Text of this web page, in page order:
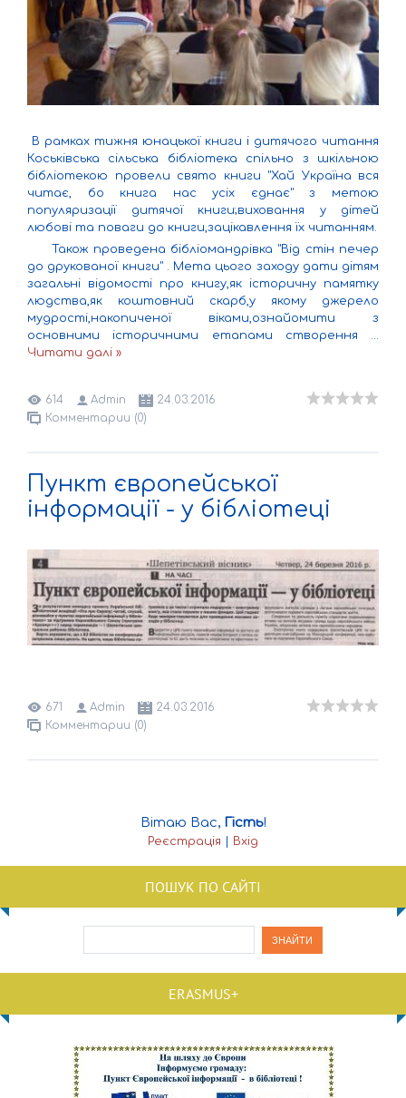
В рамках тижня юнацької книги і дитячого читання
Коськівська сільська бібліотека спільно з шкільною
бібліотекою провели свято книги "Хай Україна вся
читає, бо книга нас усіх єднає" з метою
популяризації дитячої книги;виховання у дітей
любові та поваги до книги,зацікавлення їх читанням.
Також проведена бібліомандрівка "Від стін печер
до друкованої книги" . Мета цього заходу дати дітям
загальні відомості про книгу,як історичну памятку
людства,як коштовний скарб,у якому джерело
мудрості,накопиченої віками,ознайомити з
основними історичними етапами створення ...
Читати далі »
614 Admin
24.03.2016
Комментарии (0)
Пункт європейської
інформації - у бібліотеці
671 Admin
24.03.2016
Комментарии (0)
Вітаю Вас, Гість!
Реєстрація Вхід
ПОШУК ПО САЙТІ
ERASMUS+